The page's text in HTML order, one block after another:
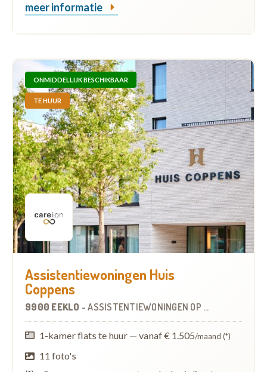
meer informatie
ONMIDDELLIJK BESCHIKBAAR
TE HUUR
Assistentiewoningen Huis
Coppens
9900 EEKLO -ASSISTENTIEWONINGEN OP 4.6 KM
1-kamer flats te huur — vanaf € 1.505/maand (*)
11 foto's